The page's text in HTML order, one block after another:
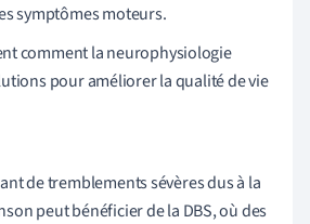
symptômes moteurs.
comment la neurophysiologie
pour améliorer la qualité de vie
de tremblements sévères dus à la
peut bénéficier de la DBS, où des